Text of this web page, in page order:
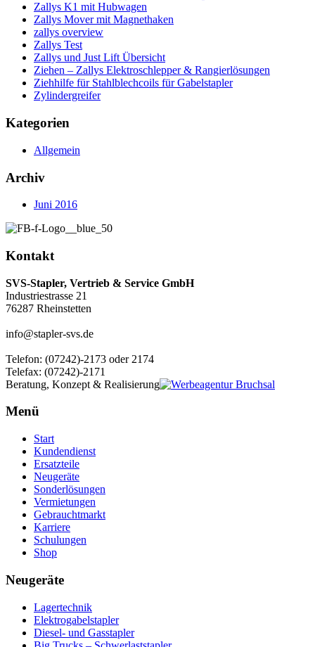
Zallys K1 mit Hubwagen
Zallys Mover mit Magnethaken
zallys overview
Zallys Test
Zallys und Just Lift Übersicht
Ziehen – Zallys Elektroschlepper & Rangierlösungen
Ziehhilfe für Stahlblechcoils für Gabelstapler
Zylindergreifer
Kategorien
Allgemein
Archiv
Juni 2016
Kontakt
SVS-Stapler, Vertrieb & Service GmbH
Industriestrasse 21
76287 Rheinstetten
info@stapler-svs.de
Telefon: (07242)-2173 oder 2174
Telefax: (07242)-2171
Beratung, Konzept & Realisierung
Menü
Start
Kundendienst
Ersatzteile
Neugeräte
Sonderlösungen
Vermietungen
Gebrauchtmarkt
Karriere
Schulungen
Shop
Neugeräte
Lagertechnik
Elektrogabelstapler
Diesel- und Gasstapler